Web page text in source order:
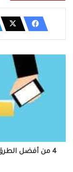
إلى
أجهزة